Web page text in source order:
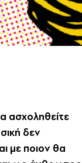
ασχοληθείτε
δεν
με ποιον θα